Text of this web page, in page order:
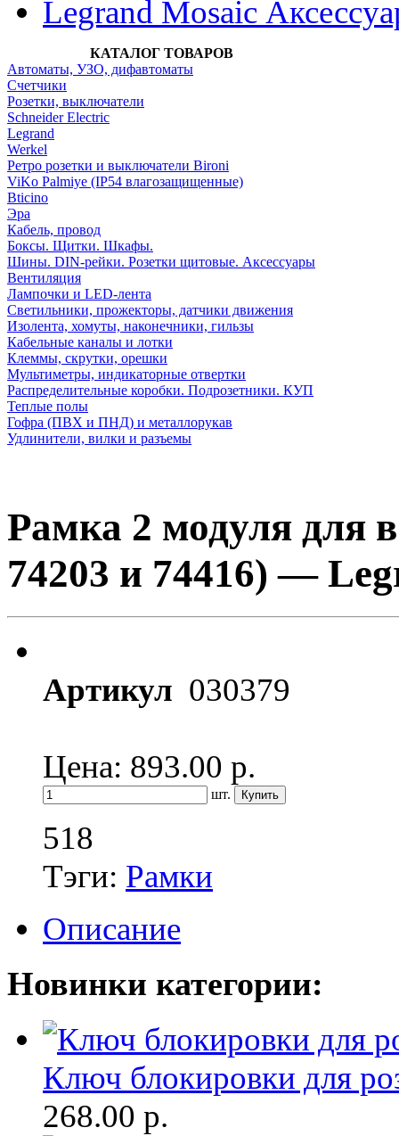
Legrand Mosaic
КАТАЛОГ ТОВАРОВ
Автоматы, УЗО, дифавтоматы
Счетчики
Розетки, выключатели
Schneider Electric
Legrand
Werkel
Ретро розетки и выключатели Bironi
ViKo Palmiye (IP54 влагозащищенные)
Bticino
Эра
Кабель, провод
Боксы. Щитки. Шкафы.
Шины. DIN-рейки. Розетки щитовые. Аксессуары
Вентиляция
Лампочки и LED-лента
Светильники, прожекторы, датчики движения
Изолента, хомуты, наконечники, гильзы
Кабельные каналы и лотки
Клеммы, скрутки, орешки
Мультиметры, индикаторные отвертки
Распределительные коробки. Подрозетники. КУП
Теплые полы
Гофра (ПВХ и ПНД) и металлорукав
Удлинители, вилки и разъемы
Рамка 2 модуля для
74203 и 74416) —
Артикул 030379
Цена: 893.00 р.
шт.
518
Тэги: Рамки
Описание
Новинки категории:
Ключ блокировки для
268.00 р.